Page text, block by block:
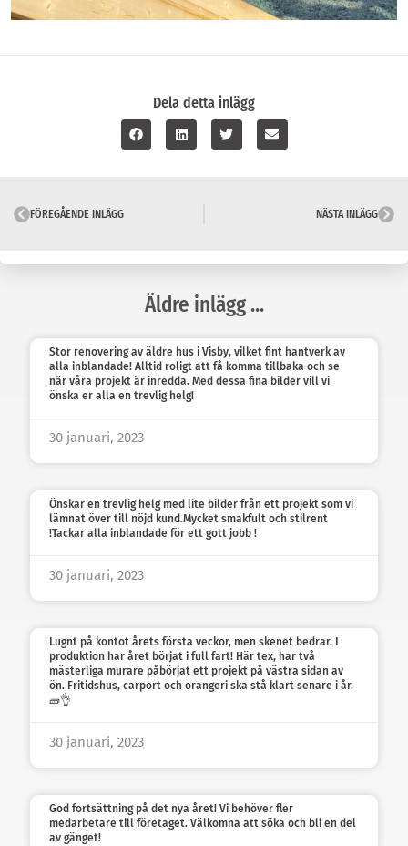
Dela detta inlägg
FÖREGÅENDE INLÄGG NÄSTA INLÄGG
Äldre inlägg ...
Stor renovering av äldre hus i Visby, vilket fint hantverk av
alla inblandade! Alltid roligt att få komma tillbaka och se
när våra projekt är inredda. Med dessa fina bilder vill vi
önska er alla en trevlig helg!
30 januari, 2023
Önskar en trevlig helg med lite bilder från ett projekt som vi
lämnat över till nöjd kund.Mycket smakfult och stilrent
!Tackar alla inblandade för ett gott jobb !
30 januari, 2023
Lugnt på kontot årets första veckor, men skenet bedrar. I
produktion har året börjat i full fart! Här tex, har två
mästerliga murare påbörjat ett projekt på västra sidan av
ön. Fritidshus, carport och orangeri ska stå klart senare i år.
🧱👌
30 januari, 2023
God fortsättning på det nya året! Vi behöver fler
medarbetare till företaget. Välkomna att söka och bli en del
av gänget!